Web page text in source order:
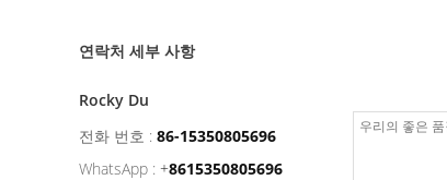
연락처 세부 사항
Rocky Du
전화 번호 : 86-15350805696
WhatsApp : +8615350805696